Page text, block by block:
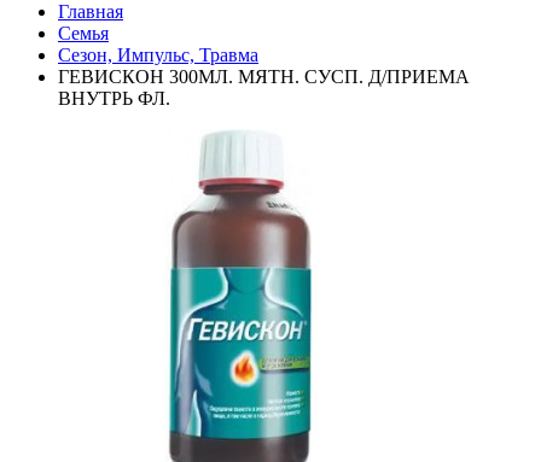
Главная
Семья
Сезон, Импульс, Травма
ГЕВИСКОН 300МЛ. МЯТН. СУСП. Д/ПРИЕМА
ВНУТРЬ ФЛ.